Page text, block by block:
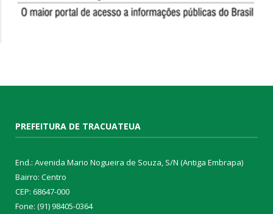
PREFEITURA DE TRACUATEUA
End.: Avenida Mario Nogueira de Souza, S/N (Antiga Embrapa)
Bairro: Centro
CEP: 68647-000
Fone: (91) 98405-0364